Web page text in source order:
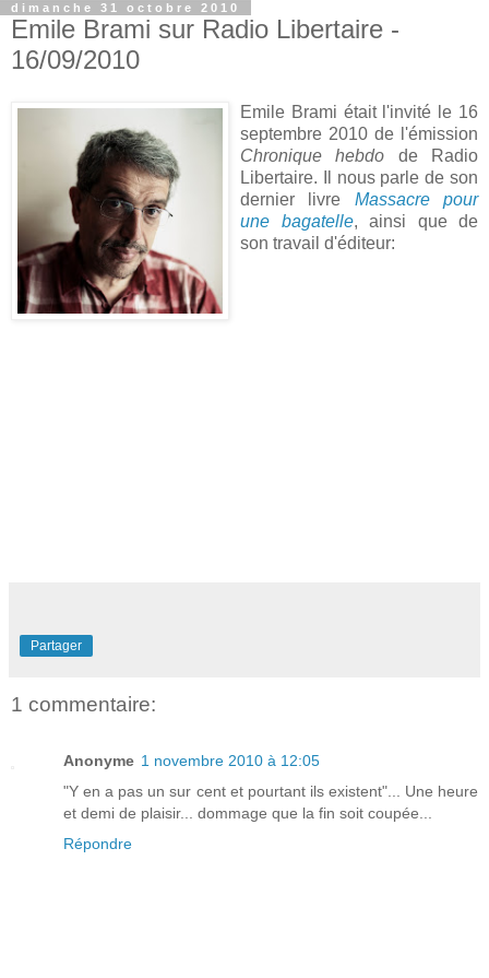
dimanche 31 octobre 2010
Emile Brami sur Radio Libertaire -
16/09/2010
Emile Brami était l'invité le 16
septembre 2010 de l'émission
Chronique hebdo de Radio
Libertaire. Il nous parle de son
dernier livre Massacre pour
une bagatelle, ainsi que de
son travail d'éditeur:
Partager
1 commentaire:
Anonyme 1 novembre 2010 à 12:05
"Y en a pas un sur cent et pourtant ils existent"... Une heure
et demi de plaisir... dommage que la fin soit coupée...
Répondre